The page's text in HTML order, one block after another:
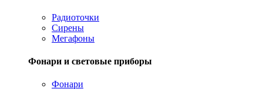
Радиоточки
Сирены
Мегафоны
Фонари и световые приборы
Фонари